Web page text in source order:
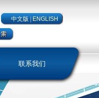
中文版|ENGLISH
联系我们